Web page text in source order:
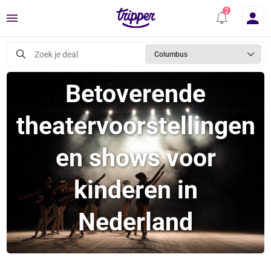
Menu
Zoek je deal Columbus
Betoverende
theatervoorstellingen
en shows voor
kinderen in
Nederland